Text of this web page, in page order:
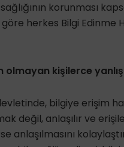
korunması
göre herkes Bilgi
olmayan kişilerce
bilgiye erişim
değil, anlaşılır ve
anlaşılmasını